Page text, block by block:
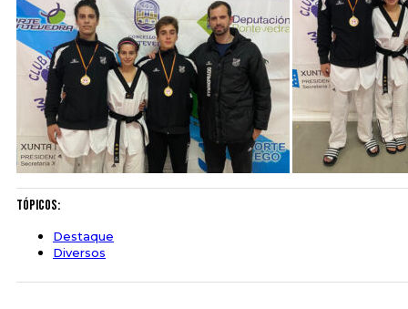
Tópicos:
Destaque
Diversos